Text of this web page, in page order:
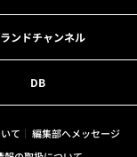
ンドチャンネル
DB
て
編集部へメッセージ